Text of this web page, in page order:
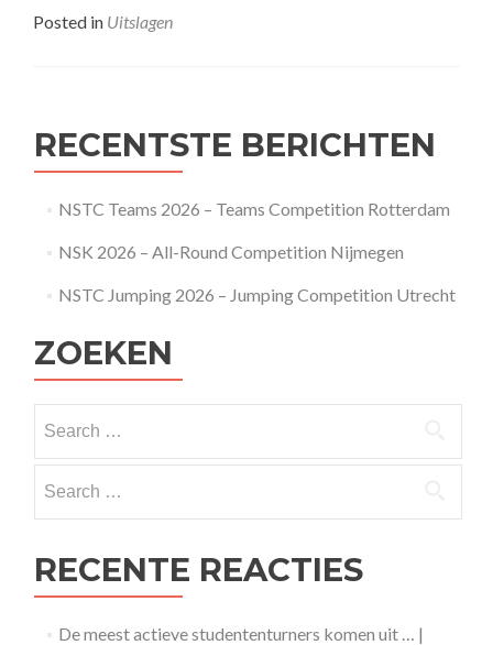
about
Posted in Uitslagen
RECENTSTE BERICHTEN
NSTC Teams 2026 – Teams Competition Rotterdam
NSK 2026 – All-Round Competition Nijmegen
NSTC Jumping 2026 – Jumping Competition Utrecht
ZOEKEN
for:
for:
RECENTE REACTIES
De meest actieve studententurners komen uit … |